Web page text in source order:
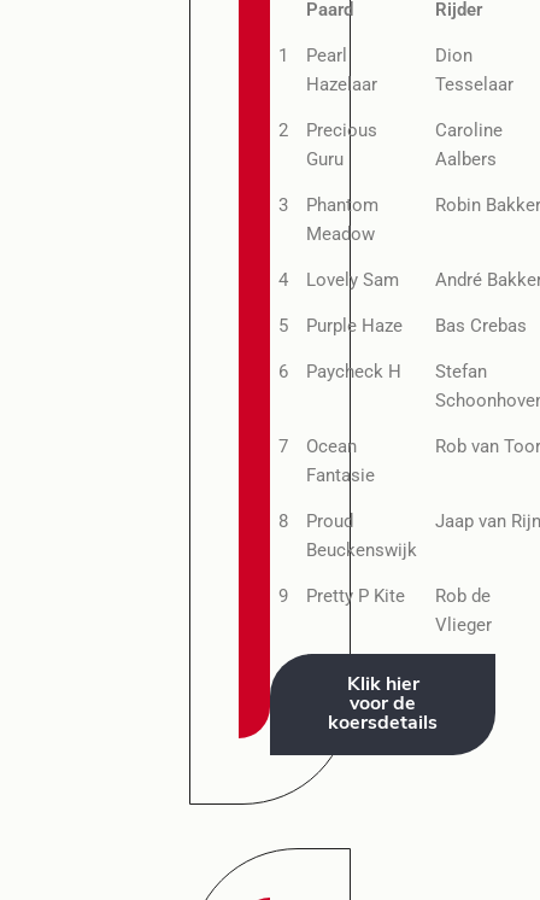
Paard Rijder
1
Pearl
Hazelaar
Dion
Tesselaar
2
Precious
Guru
Caroline
Aalbers
3
Phantom
Meadow
Robin
4 Lovely Sam André
5 Purple Haze Bas Crebas
6 Paycheck H
Stefan
7
Ocean
Fantasie
Rob van
8
Proud
Beuckenswijk
Jaap van
9 Pretty P Kite
Rob de
Vlieger
Klik hier
voor de
koersdetails